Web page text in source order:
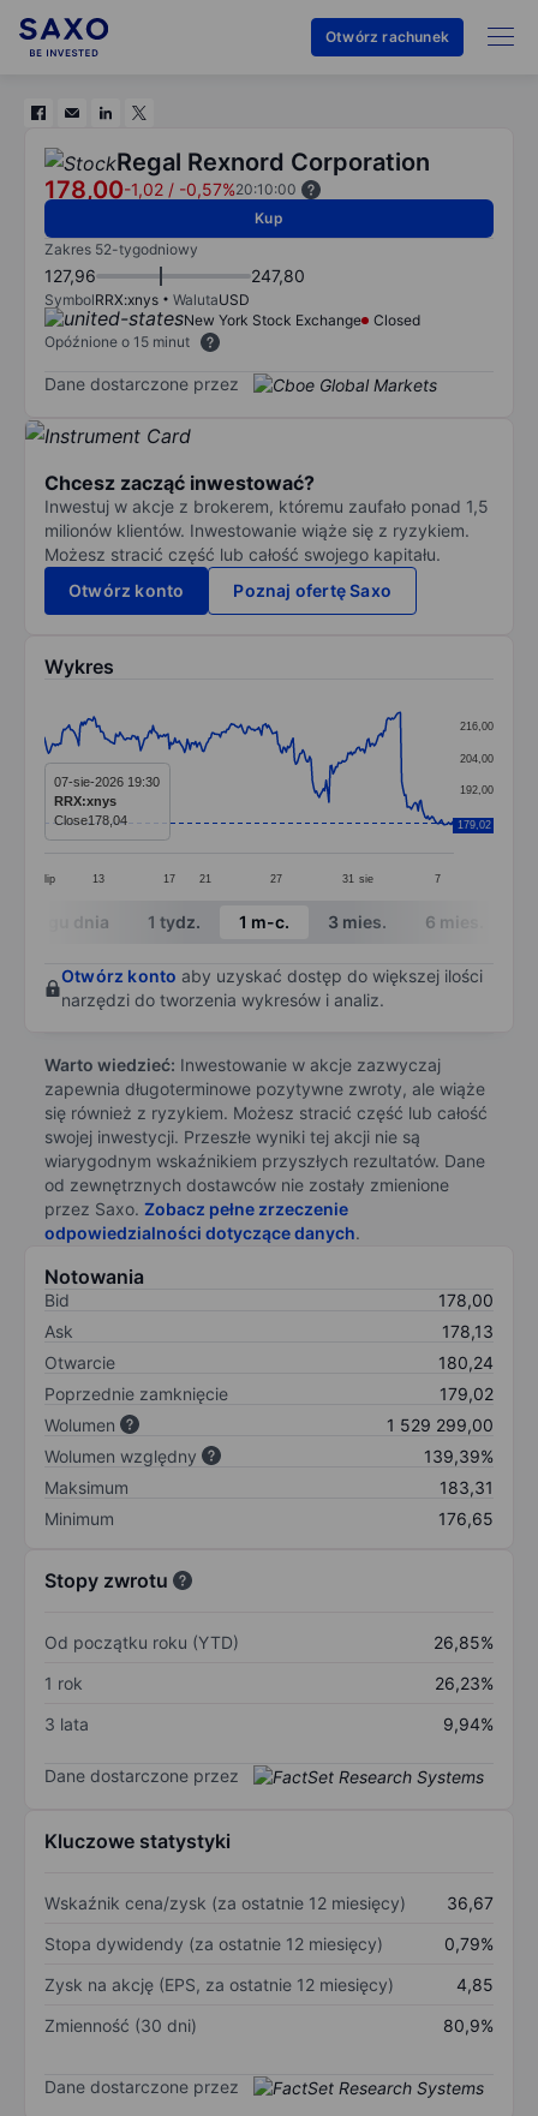
Otwórz rachunek
Regal Rexnord Corporation
178,00-1,02 / -0,57%20:10:00
Kup
Zakres 52-tygodniowy
127,96 247,80
SymbolRRX:xnys WalutaUSD
New York Stock Exchange
Closed
Opóźnione o 15 minut
Dane dostarczone przez
Chcesz zacząć inwestować?
Inwestuj w akcje z brokerem, któremu zaufało ponad 1,5
milionów klientów. Inwestowanie wiąże się z ryzykiem.
Możesz stracić część lub całość swojego kapitału.
Otwórz konto
Poznaj ofertę Saxo
Wykres
Line chart with 299 data points.
The chart has 1 X axis displaying categories.
The chart has 1 Y axis displaying values. Data
lip 13 17 21 27 31 sie 7
180,00
192,00
204,00
216,00
179,02
07-sie-2026 19:30
RRX:xnys
Close178,04
End of interactive chart.
W ciągu dnia 1 tydz. 1 m-c. 3 mies. 6 mies.
Otwórz konto aby uzyskać dostęp do większej ilości
narzędzi do tworzenia wykresów i analiz.
Warto wiedzieć: Inwestowanie w akcje zazwyczaj
zapewnia długoterminowe pozytywne zwroty, ale wiąże
się również z ryzykiem. Możesz stracić część lub całość
swojej inwestycji. Przeszłe wyniki tej akcji nie są
wiarygodnym wskaźnikiem przyszłych rezultatów. Dane
od zewnętrznych dostawców nie zostały zmienione
przez Saxo. Zobacz pełne zrzeczenie
odpowiedzialności dotyczące danych.
Notowania
Bid
178,00
Ask
178,13
Otwarcie
180,24
Poprzednie zamknięcie
179,02
Wolumen
1 529 299,00
Wolumen względny
139,39%
Maksimum
183,31
Minimum
176,65
Stopy zwrotu
Od początku roku (YTD)
26,85%
1 rok
26,23%
3 lata
9,94%
Dane dostarczone przez
Kluczowe statystyki
Wskaźnik cena/zysk (za ostatnie 12 miesięcy)
36,67
Stopa dywidendy (za ostatnie 12 miesięcy)
0,79%
Zysk na akcję (EPS, za ostatnie 12 miesięcy)
4,85
Zmienność (30 dni)
80,9%
Dane dostarczone przez